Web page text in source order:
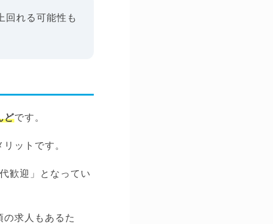
回れる可能性も
どです。
ットです。
歓迎」となってい
の求人もあるた